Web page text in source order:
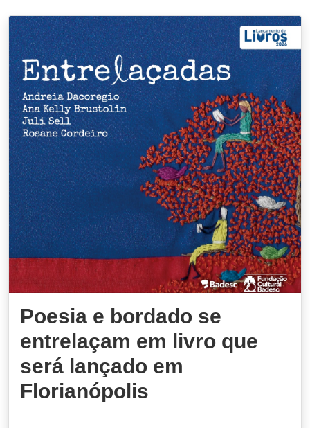
Poesia e bordado se
entrelaçam em livro que
será lançado em
Florianópolis